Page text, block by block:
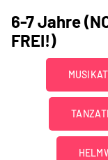
6-7 Jahre
FREI!)